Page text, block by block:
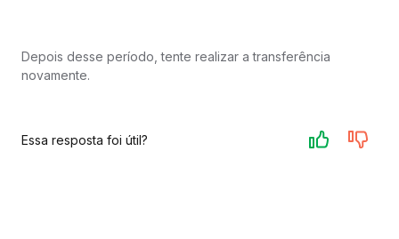
Depois desse período, tente realizar a transferência
novamente.
Essa resposta foi útil?